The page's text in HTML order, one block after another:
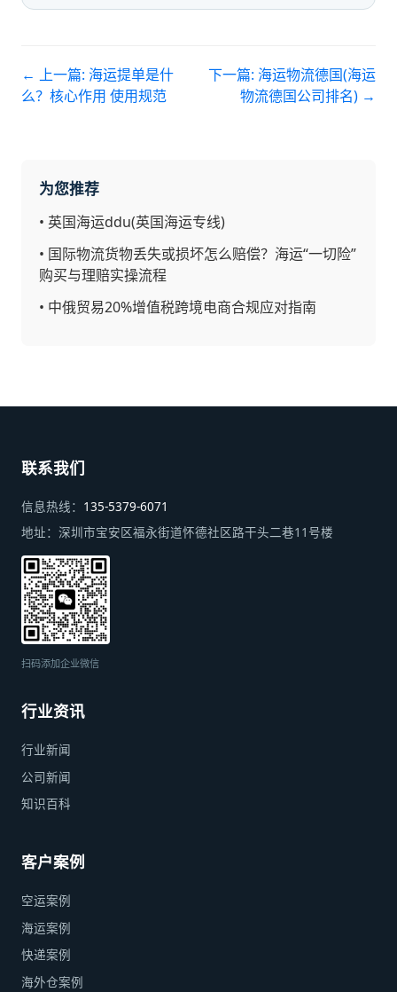
← 上一篇: 海运提单是什
么？核心作用 使用规范
下一篇: 海运物流德国(海运
物流德国公司排名) →
为您推荐
• 英国海运ddu(英国海运专线)
• 国际物流货物丢失或损坏怎么赔偿？海运“一切险”
购买与理赔实操流程
• 中俄贸易20%增值税跨境电商合规应对指南
联系我们
信息热线： 135-5379-6071
地址： 深圳市宝安区福永街道怀德社区路干头二巷11号楼
扫码添加企业微信
行业资讯
行业新闻
公司新闻
知识百科
客户案例
空运案例
海运案例
快递案例
海外仓案例